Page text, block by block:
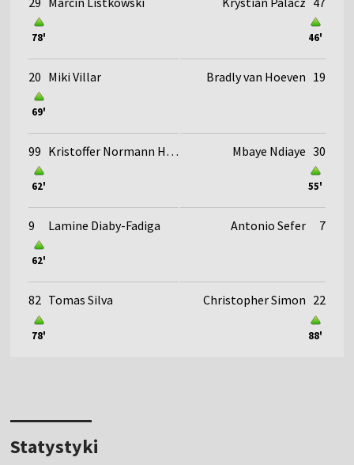
78'
20 Miki Villar
69'
99 Kristoffer Normann Hansen
62'
9 Lamine Diaby-Fadiga
62'
82 Tomas Silva
78'
46'
Bradly van Hoeven 19
55'
Mbaye Ndiaye 30
Antonio Sefer 7
88'
Christopher Simon 22
Statystyki